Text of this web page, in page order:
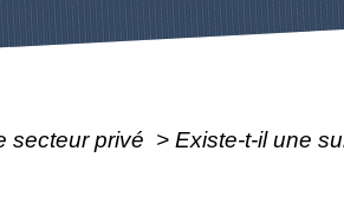
secteur privé > Existe-t-il une